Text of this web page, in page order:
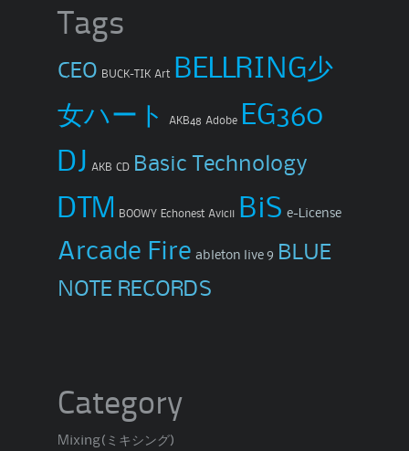
Tags
CEO BUCK-TIK Art
BELLRING少
女ハート
AKB48 Adobe
EG360
DJ
AKB CD Basic Technology
DTM BOOWY Echonest Avicii BiS e-License
Arcade Fire ableton live 9
BLUE
NOTE RECORDS
Category
Mixing(ミキシング)